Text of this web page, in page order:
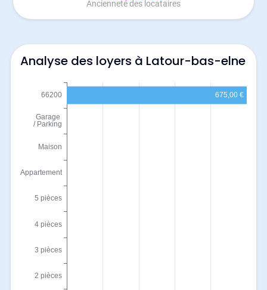
Ancienneté des locataires
Analyse des loyers à Latour-bas-elne